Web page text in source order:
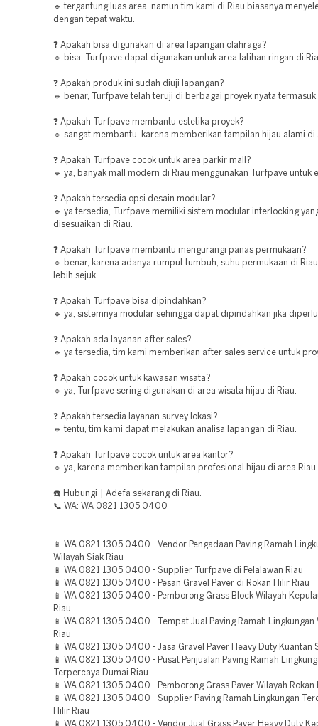
🔹 tergantung luas area, namun tim kami di Riau biasanya
dengan tepat waktu.
❓ Apakah bisa digunakan di area lapangan olahraga?
🔹 bisa, Turfpave dapat digunakan untuk area latihan ringan di
❓ Apakah produk ini sudah diuji lapangan?
🔹 benar, Turfpave telah teruji di berbagai proyek nyata termasuk
❓ Apakah Turfpave membantu estetika proyek?
🔹 sangat membantu, karena memberikan tampilan hijau alami di
❓ Apakah Turfpave cocok untuk area parkir mall?
🔹 ya, banyak mall modern di Riau menggunakan Turfpave untuk
❓ Apakah tersedia opsi desain modular?
🔹 ya tersedia, Turfpave memiliki sistem modular interlocking
disesuaikan di Riau.
❓ Apakah Turfpave membantu mengurangi panas permukaan?
🔹 benar, karena adanya rumput tumbuh, suhu permukaan di
lebih sejuk.
❓ Apakah Turfpave bisa dipindahkan?
🔹 ya, sistemnya modular sehingga dapat dipindahkan jika
❓ Apakah ada layanan after sales?
🔹 ya tersedia, tim kami memberikan after sales service untuk
❓ Apakah cocok untuk kawasan wisata?
🔹 ya, Turfpave sering digunakan di area wisata hijau di Riau.
❓ Apakah tersedia layanan survey lokasi?
🔹 tentu, tim kami dapat melakukan analisa lapangan di Riau.
❓ Apakah Turfpave cocok untuk area kantor?
🔹 ya, karena memberikan tampilan profesional hijau di area Riau.
☎️ Hubungi | Adefa sekarang di Riau.
📞 WA: WA 0821 1305 0400
📱 WA 0821 1305 0400 - Vendor Pengadaan Paving Ramah
Wilayah Siak Riau
📱 WA 0821 1305 0400 - Supplier Turfpave di Pelalawan Riau
📱 WA 0821 1305 0400 - Pesan Gravel Paver di Rokan Hilir Riau
📱 WA 0821 1305 0400 - Pemborong Grass Block Wilayah
Riau
📱 WA 0821 1305 0400 - Tempat Jual Paving Ramah Lingkungan
Riau
📱 WA 0821 1305 0400 - Jasa Gravel Paver Heavy Duty Kuantan
📱 WA 0821 1305 0400 - Pusat Penjualan Paving Ramah
Terpercaya Dumai Riau
📱 WA 0821 1305 0400 - Pemborong Grass Paver Wilayah Rokan
📱 WA 0821 1305 0400 - Supplier Paving Ramah Lingkungan
Hilir Riau
📱 WA 0821 1305 0400 - Vendor Jual Grass Paver Heavy Duty